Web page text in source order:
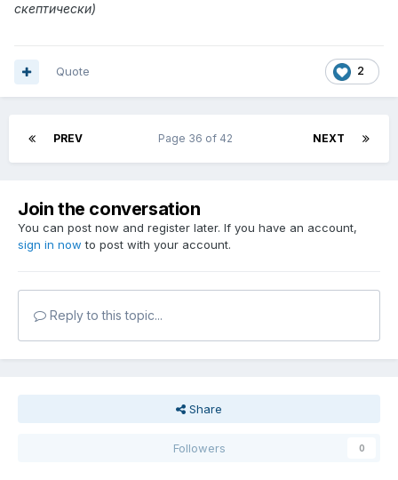
скептически)
2
Quote
PREV NEXT
Page 36 of 42
Join the conversation
You can post now and register later. If you have an account,
sign in now to post with your account.
Reply to this topic...
Share
Followers 0